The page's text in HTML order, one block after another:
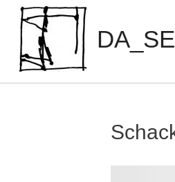
Inhalt
springen